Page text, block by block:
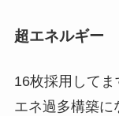
超エネルギー
16枚採用してま
エネ過多構築に